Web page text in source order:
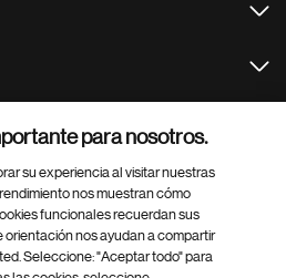
para nosotros.
su experiencia al visitar nuestras
nos muestran cómo
funcionales recuerdan sus
orientación nos ayudan a compartir
Seleccione: "Aceptar todo" para